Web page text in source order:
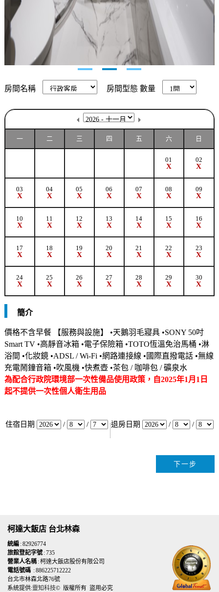
房間名稱 房間型態 數量
一 二 三 四 五 六 日
01
X
02
X
03
X
04
X
05
X
06
X
07
X
08
X
09
X
10
X
11
X
12
X
13
X
14
X
15
X
16
X
17
X
18
X
19
X
20
X
21
X
22
X
23
X
24
X
25
X
26
X
27
X
28
X
29
X
30
X
簡介
價格不含早餐 【服務與設施】 •天鵝羽毛寢具 •SONY 50吋
Smart TV •高靜音冰箱 •電子保險箱 •TOTO恆溫免治馬桶 •淋
浴間 •化妝鏡 •ADSL / Wi-Fi •網路連接線 •國際直撥電話 •無線
充電鬧鐘音箱 •吹風機 •快煮壺 •茶包 / 咖啡包 / 礦泉水
為配合行政院環境部一次性備品使用政策，自2025年1月1日
起不提供一次性個人衛生用品
住宿日期 / / 退房日期 / /
柯達大飯店 台北林森
統編 : 82926774
旅館登記字號 : 735
營業人名稱: 柯達大飯店股份有限公司
電話號碼 : 886225712222
台北市林森北路76號
系統提供:靈知科技© 版權所有 盜用必究